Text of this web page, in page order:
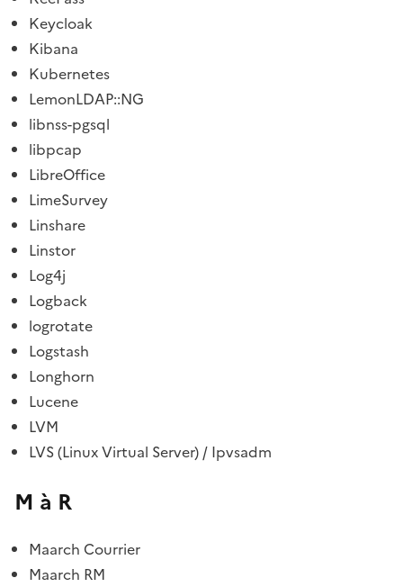
Keycloak
Kibana
Kubernetes
LemonLDAP::NG
libnss-pgsql
libpcap
LibreOffice
LimeSurvey
Linshare
Linstor
Log4j
Logback
logrotate
Logstash
Longhorn
Lucene
LVM
LVS (Linux Virtual Server) / Ipvsadm
M à R
Maarch Courrier
Maarch RM